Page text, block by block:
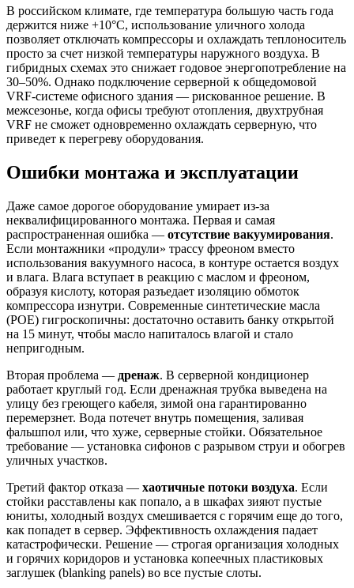
В российском климате, где температура большую часть года
держится ниже +10°C, использование уличного холода
позволяет отключать компрессоры и охлаждать теплоноситель
просто за счет низкой температуры наружного воздуха. В
гибридных схемах это снижает годовое энергопотребление на
30–50%. Однако подключение серверной к общедомовой
VRF-системе офисного здания — рискованное решение. В
межсезонье, когда офисы требуют отопления, двухтрубная
VRF не сможет одновременно охлаждать серверную, что
приведет к перегреву оборудования.
Ошибки монтажа и эксплуатации
Даже самое дорогое оборудование умирает из-за
неквалифицированного монтажа. Первая и самая
распространенная ошибка — отсутствие вакуумирования.
Если монтажники «продули» трассу фреоном вместо
использования вакуумного насоса, в контуре остается воздух
и влага. Влага вступает в реакцию с маслом и фреоном,
образуя кислоту, которая разъедает изоляцию обмоток
компрессора изнутри. Современные синтетические масла
(POE) гигроскопичны: достаточно оставить банку открытой
на 15 минут, чтобы масло напиталось влагой и стало
непригодным.
Вторая проблема — дренаж. В серверной кондиционер
работает круглый год. Если дренажная трубка выведена на
улицу без греющего кабеля, зимой она гарантированно
перемерзнет. Вода потечет внутрь помещения, заливая
фальшпол или, что хуже, серверные стойки. Обязательное
требование — установка сифонов с разрывом струи и обогрев
уличных участков.
Третий фактор отказа — хаотичные потоки воздуха. Если
стойки расставлены как попало, а в шкафах зияют пустые
юниты, холодный воздух смешивается с горячим еще до того,
как попадет в сервер. Эффективность охлаждения падает
катастрофически. Решение — строгая организация холодных
и горячих коридоров и установка копеечных пластиковых
заглушек (blanking panels) во все пустые слоты.